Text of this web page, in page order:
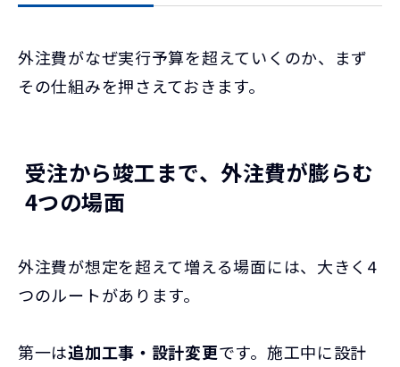
外注費がなぜ実行予算を超えていくのか、まず
その仕組みを押さえておきます。
受注から竣工まで、外注費が膨らむ
4つの場面
外注費が想定を超えて増える場面には、大きく4
つのルートがあります。
第一は追加工事・設計変更です。施工中に設計